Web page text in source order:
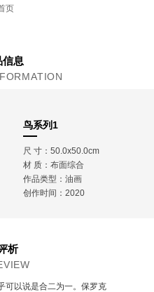
页
信息
鸟系列1
尺 寸：50.0x50.0cm
材 质： 布面综合
作品类型：油画
创作时间：2020
析
可以说是合二为一。保罗克